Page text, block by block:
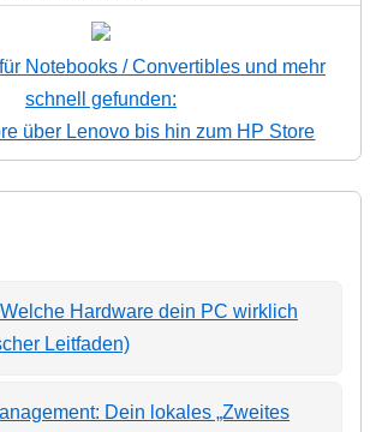
Notebooks / Convertibles und mehr
schnell gefunden:
über Lenovo bis hin zum HP Store
Hardware dein PC wirklich
Leitfaden)
Dein lokales „Zweites